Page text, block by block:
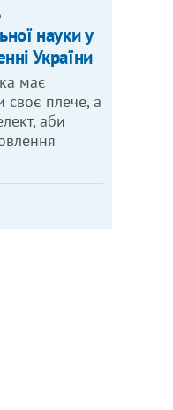
науки у
України
має
своє плече, а
аби